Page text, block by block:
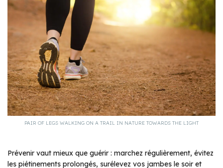
PAIR OF LEGS WALKING ON A TRAIL IN NATURE TOWARDS THE LIGHT
Prévenir vaut mieux que guérir : marchez régulièrement, évitez
les piétinements prolongés, surélevez vos jambes le soir et